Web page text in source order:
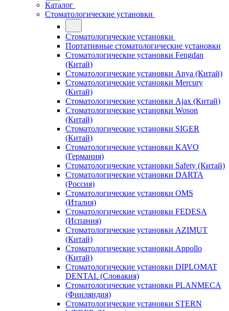
Каталог
Стоматологические установки
Стоматологические установки
Портативные стоматологические установки
Стоматологические установки Fengdan
(Китай)
Стоматологические установки Anya (Китай)
Стоматологические установки Mercury
(Китай)
Стоматологические установки Ajax (Китай)
Стоматологические установки Woson
(Китай)
Стоматологические установки SIGER
(Китай)
Стоматологические установки KAVO
(Германия)
Стоматологические установки Safety (Китай)
Стоматологические установки DARTA
(Россия)
Стоматологические установки OMS
(Италия)
Стоматологические установки FEDESA
(Испания)
Стоматологические установки AZIMUT
(Китай)
Стоматологические установки Appollo
(Китай)
Стоматологические установки DIPLOMAT
DENTAL (Словакия)
Стоматологические установки PLANMECA
(Финляндия)
Стоматологические установки STERN